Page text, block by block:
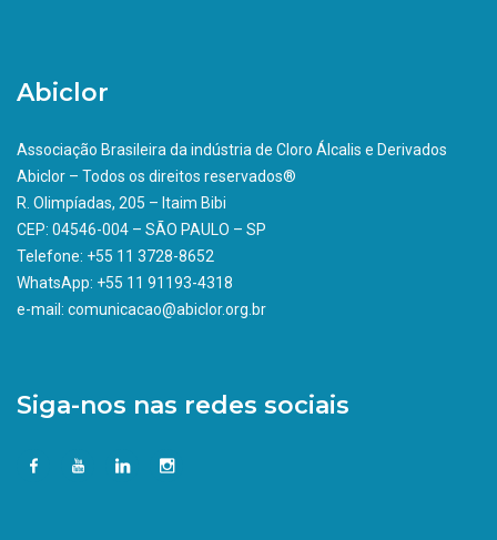
Abiclor
Associação Brasileira da indústria de Cloro Álcalis e Derivados
Abiclor – Todos os direitos reservados®
R. Olimpíadas, 205 – Itaim Bibi
CEP: 04546-004 – SÃO PAULO – SP
Telefone: +55 11 3728-8652
WhatsApp: +55 11 91193-4318
e-mail: comunicacao@abiclor.org.br
Siga-nos nas redes sociais